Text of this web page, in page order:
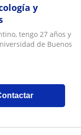
y
tengo 27 años y
de Buenos